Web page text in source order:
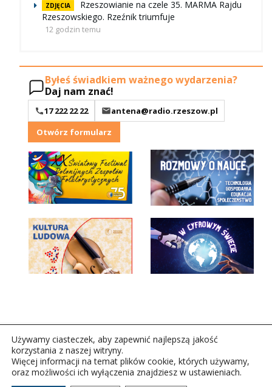
ZDJĘCIA
Rzeszowianie na czele 35. MARMA Rajdu
Rzeszowskiego. Rzeźnik triumfuje
12 godzin temu
Byłeś świadkiem ważnego wydarzenia?
Daj nam znać!
17 222 22 22
antena@radio.rzeszow.pl
Otwórz formularz
Copyright © 2026Polskie Radio Rzeszów S.A. w likwidacj.
Używamy ciasteczek, aby zapewnić najlepszą jakość
korzystania z naszej witryny.
Więcej informacji na temat plików cookie, których używamy,
oraz możliwości ich wyłączenia znajdziesz w ustawieniach.